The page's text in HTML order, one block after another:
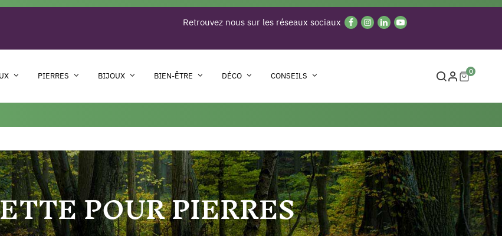
Retrouvez nous sur les réseaux sociaux
PIERRES BIJOUX BIEN-ÊTRE DÉCO CONSEILS 0
POUR PIERRES